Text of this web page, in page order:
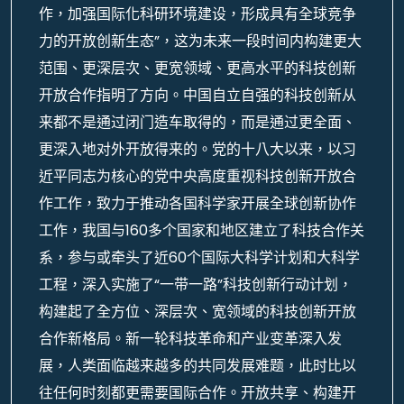
作，加强国际化科研环境建设，形成具有全球竞争
力的开放创新生态”，这为未来一段时间内构建更大
范围、更深层次、更宽领域、更高水平的科技创新
开放合作指明了方向。中国自立自强的科技创新从
来都不是通过闭门造车取得的，而是通过更全面、
更深入地对外开放得来的。党的十八大以来，以习
近平同志为核心的党中央高度重视科技创新开放合
作工作，致力于推动各国科学家开展全球创新协作
工作，我国与160多个国家和地区建立了科技合作关
系，参与或牵头了近60个国际大科学计划和大科学
工程，深入实施了“一带一路”科技创新行动计划，
构建起了全方位、深层次、宽领域的科技创新开放
合作新格局。新一轮科技革命和产业变革深入发
展，人类面临越来越多的共同发展难题，此时比以
往任何时刻都更需要国际合作。开放共享、构建开